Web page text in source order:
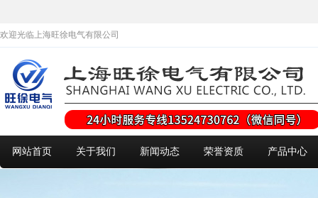
欢迎光临上海旺徐电气有限公司
网站首页 关于我们 新闻动态 荣誉资质 产品中心